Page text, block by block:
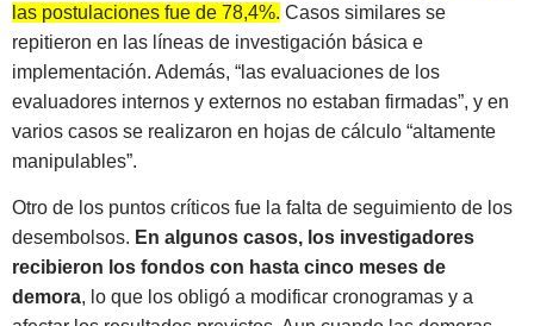
las postulaciones fue de 78,4%. Casos similares se
repitieron en las líneas de investigación básica e
implementación. Además, “las evaluaciones de los
evaluadores internos y externos no estaban firmadas”, y en
varios casos se realizaron en hojas de cálculo “altamente
manipulables”.
Otro de los puntos críticos fue la falta de seguimiento de los
desembolsos. En algunos casos, los investigadores
recibieron los fondos con hasta cinco meses de
demora, lo que los obligó a modificar cronogramas y a